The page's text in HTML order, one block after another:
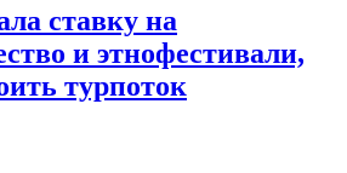
ставку на
и этнофестивали,
турпоток